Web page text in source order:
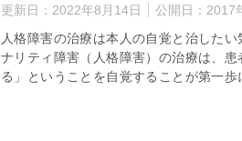
更新日： 2022年8月14日 公開日： 2017
人格障害の治療は本人の自覚と治した
ナリティ障害（人格障害）の治療は、
る」ということを自覚することが第一